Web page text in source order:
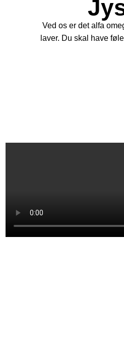
Ved os er det alfa
laver. Du skal have